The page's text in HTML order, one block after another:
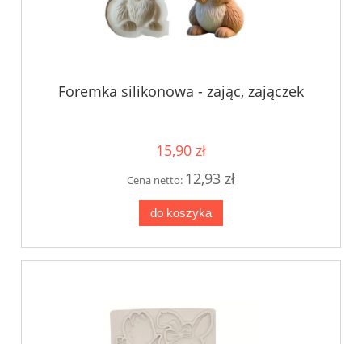
Foremka silikonowa - zając, zajączek
15,90 zł
Cena netto: 12,93 zł
do koszyka